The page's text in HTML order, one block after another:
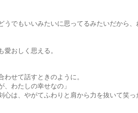
いみたいに思ってるみたいだから、
しく思える。
て話すときのように。
たしの幸せなの」
やがてふわりと肩から力を抜いて笑っ